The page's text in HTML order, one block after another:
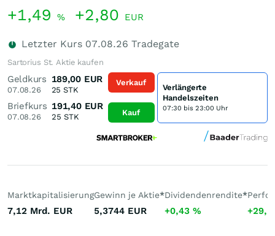
+1,49 % +2,80 EUR
Letzter Kurs 07.08.26 Tradegate
Sartorius St. Aktie kaufen
Geldkurs
07.08.26
189,00 EUR
25 STK
Briefkurs
07.08.26
191,40 EUR
25 STK
Verkauf
Kauf
Verlängerte
Handelszeiten
07:30 bis 23:00 Uhr
Marktkapitalisierung
7,12 Mrd. EUR
Gewinn je Aktie*
5,3744 EUR
Dividendenrendite*
+0,43 %